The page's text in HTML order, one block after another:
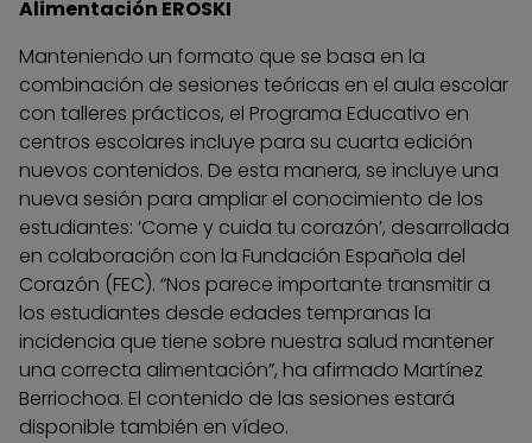
Alimentación EROSKI
Manteniendo un formato que se basa en la
combinación de sesiones teóricas en el aula escolar
con talleres prácticos, el Programa Educativo en
centros escolares incluye para su cuarta edición
nuevos contenidos. De esta manera, se incluye una
nueva sesión para ampliar el conocimiento de los
estudiantes: ‘Come y cuida tu corazón’, desarrollada
en colaboración con la Fundación Española del
Corazón (FEC). “Nos parece importante transmitir a
los estudiantes desde edades tempranas la
incidencia que tiene sobre nuestra salud mantener
una correcta alimentación”, ha afirmado Martínez
Berriochoa. El contenido de las sesiones estará
disponible también en vídeo.